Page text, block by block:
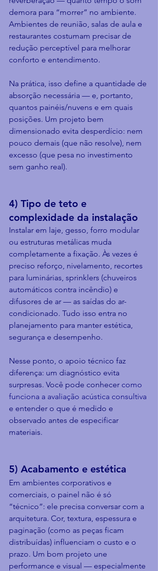
demora para “morrer” no ambiente.
Ambientes de reunião, salas de aula e
restaurantes costumam precisar de
redução perceptível para melhorar
conforto e entendimento.
Na prática, isso define a quantidade de
absorção necessária — e, portanto,
quantos painéis/nuvens e em quais
posições. Um projeto bem
dimensionado evita desperdício: nem
pouco demais (que não resolve), nem
excesso (que pesa no investimento
sem ganho real).
4) Tipo de teto e
complexidade da instalação
Instalar em laje, gesso, forro modular
ou estruturas metálicas muda
completamente a fixação. Às vezes é
preciso reforço, nivelamento, recortes
para luminárias, sprinklers (chuveiros
automáticos contra incêndio) e
difusores de ar — as saídas do ar-
condicionado. Tudo isso entra no
planejamento para manter estética,
segurança e desempenho.
Nesse ponto, o apoio técnico faz
diferença: um diagnóstico evita
surpresas. Você pode conhecer como
funciona a avaliação acústica consultiva
e entender o que é medido e
observado antes de especificar
materiais.
5) Acabamento e estética
Em ambientes corporativos e
comerciais, o painel não é só
“técnico”: ele precisa conversar com a
arquitetura. Cor, textura, espessura e
paginação (como as peças ficam
distribuídas) influenciam o custo e o
prazo. Um bom projeto une
performance e visual — especialmente